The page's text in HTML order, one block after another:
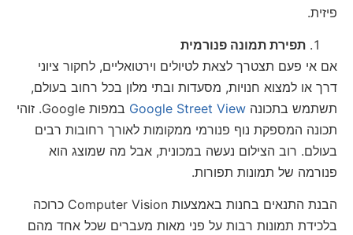
פיזית.
תפירת תמונה פנורמית
אם אי פעם תצטרך לצאת לטיולים וירטואליים, לחקור ציוני
דרך או למצוא חנויות, מסעדות ובתי מלון בכל רחוב בעולם,
תשתמש בתכונה Google Street View
במפות Google. זוהי
תכונה המספקת נוף פנורמי ממקומות לאורך רחובות רבים
בעולם. רוב הצילום נעשה במכונית, אבל מה שמוצג הוא
פנורמה של תמונות תפורות.
הבנת התנאים בחנות באמצעות Computer Vision כרוכה
בלכידת תמונות רבות על פני מאות מעברים שכל אחד מהם